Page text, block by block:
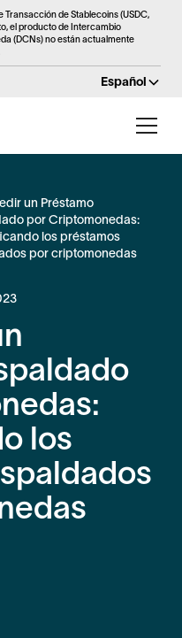
Transacción de Stablecoins (USDC,
el producto de Intercambio
(DCNs) no están actualmente
Español
un Préstamo
por Criptomonedas:
los préstamos
por criptomonedas
los